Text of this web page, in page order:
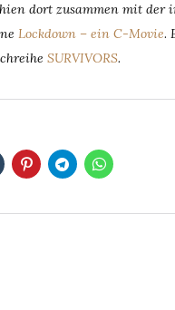
dort zusammen mit
Lockdown – ein C-Movie.
SURVIVORS.